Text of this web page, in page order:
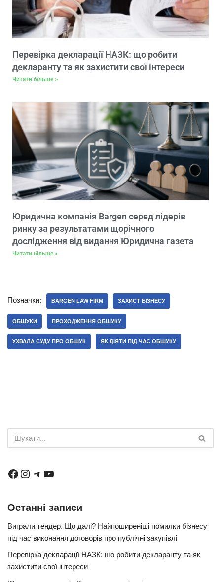
Перевірка декларації НАЗК: що робити
декларанту та як захистити свої інтереси
Читати більше >
Юридична компанія Bargen серед лідерів
ринку за результатами щорічного
дослідження від видання Юридична газета
Читати більше >
Позначки: BARGEN LAW FIRM ЗАХИСТ БІЗНЕСУ
ОБШУКИ ПРОХОДЖЕННЯ ОБШУКУ
УХВАЛА СУДУ ПРО ОБШУК ЯК ДІЯТИ ПІД ЧАС ОБШУКУ
Останні записи
Виграли тендер. Що далі? Найпоширеніші помилки бізнесу
під час виконання договорів про публічні закупівлі
Перевірка декларації НАЗК: що робити декларанту та як
захистити свої інтереси